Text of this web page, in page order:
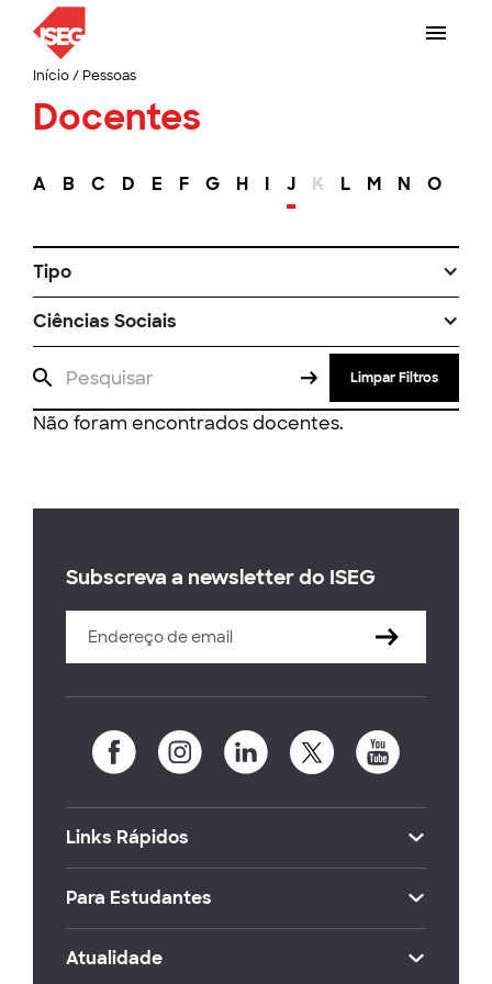
Início/ Pessoas
Docentes
A B C D E F G H I J K L M N O
Tipo
Ciências Sociais
Limpar Filtros
Não foram encontrados docentes.
Subscreva a newsletter do ISEG
Links Rápidos
Para Estudantes
Atualidade